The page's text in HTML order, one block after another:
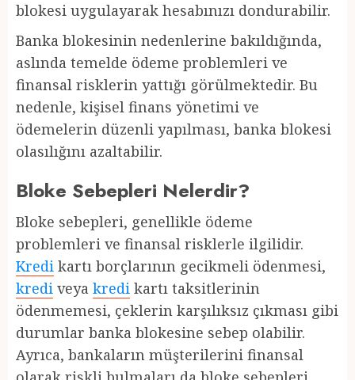
blokesi uygulayarak hesabınızı dondurabilir.
Banka blokesinin nedenlerine bakıldığında,
aslında temelde ödeme problemleri ve
finansal risklerin yattığı görülmektedir. Bu
nedenle, kişisel finans yönetimi ve
ödemelerin düzenli yapılması, banka blokesi
olasılığını azaltabilir.
Bloke Sebepleri Nelerdir?
Bloke sebepleri, genellikle ödeme
problemleri ve finansal risklerle ilgilidir.
Kredi kartı borçlarının gecikmeli ödenmesi,
kredi veya kredi kartı taksitlerinin
ödenmemesi, çeklerin karşılıksız çıkması gibi
durumlar banka blokesine sebep olabilir.
Ayrıca, bankaların müşterilerini finansal